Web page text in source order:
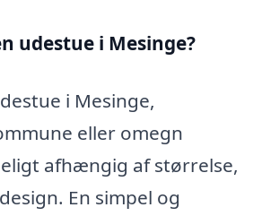
udestue i Mesinge?
i Mesinge,
eller omegn
afhængig af størrelse,
En simpel og